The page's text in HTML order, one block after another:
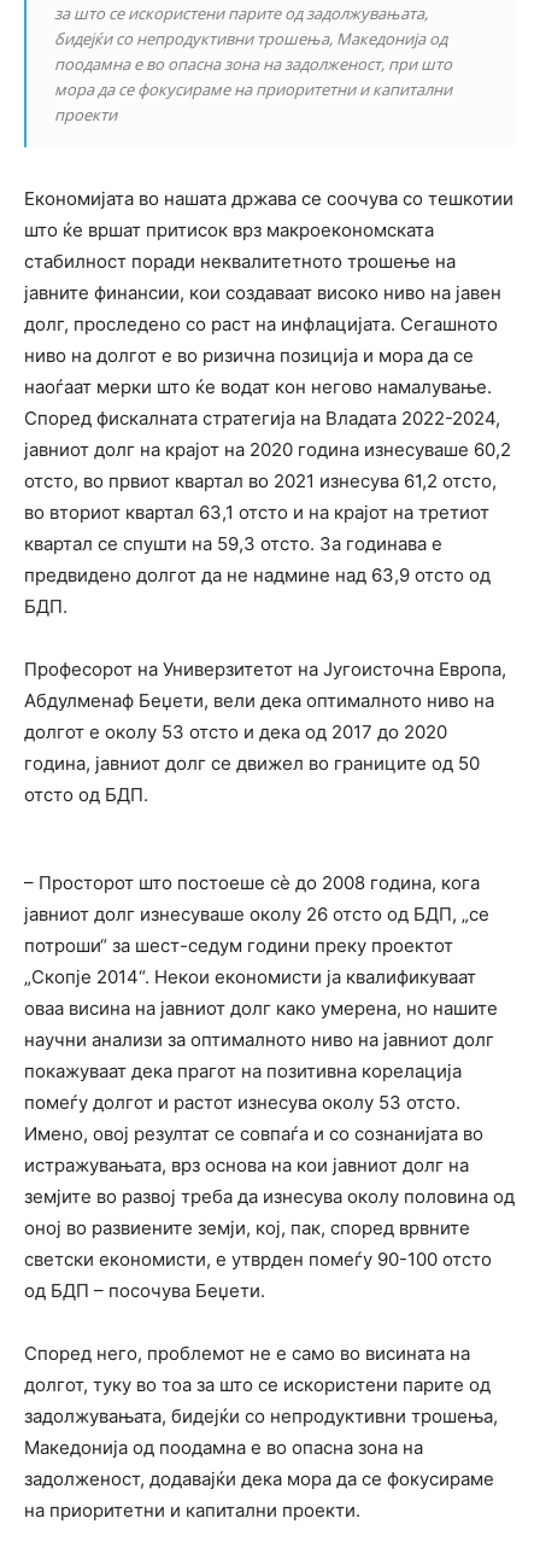
за што се искористени парите од задолжувањата,
бидејќи со непродуктивни трошења, Македонија од
поодамна е во опасна зона на задолженост, при што
мора да се фокусираме на приоритетни и капитални
проекти
Економијата во нашата држава се соочува со тешкотии
што ќе вршат притисок врз макроекономската
стабилност поради неквалитетното трошење на
јавните финансии, кои создаваат високо ниво на јавен
долг, проследено со раст на инфлацијата. Сегашното
ниво на долгот е во ризична позиција и мора да се
наоѓаат мерки што ќе водат кон негово намалување.
Според фискалната стратегија на Владата 2022-2024,
jавниот долг на крајот на 2020 година изнесуваше 60,2
отсто, во првиот квартал во 2021 изнесува 61,2 отсто,
во вториот квартал 63,1 отсто и на крајот на третиот
квартал се спушти на 59,3 отсто. За годинава е
предвидено долгот да не надмине над 63,9 отсто од
БДП.
Професорот на Универзитетот на Југоисточна Европа,
Абдулменаф Беџети, вели дека оптималното ниво на
долгот е околу 53 отсто и дека од 2017 до 2020
година, јавниот долг се движел во границите од 50
отсто од БДП.
– Просторот што постоеше сѐ до 2008 година, кога
јавниот долг изнесуваше околу 26 отсто од БДП, „се
потроши“ за шест-седум години преку проектот
„Скопје 2014“. Некои економисти ја квалификуваат
оваа висина на јавниот долг како умерена, но нашите
научни анализи за оптималното ниво на јавниот долг
покажуваат дека прагот на позитивна корелација
помеѓу долгот и растот изнесува околу 53 отсто.
Имено, овој резултат се совпаѓа и со сознанијата во
истражувањата, врз основа на кои јавниот долг на
земјите во развој треба да изнесува околу половина од
оној во развиените земји, кој, пак, според врвните
светски економисти, е утврден помеѓу 90-100 отсто
од БДП – посочува Беџети.
Според него, проблемот не е само во висината на
долгот, туку во тоа за што се искористени парите од
задолжувањата, бидејќи со непродуктивни трошења,
Македонија од поодамна е во опасна зона на
задолженост, додавајќи дека мора да се фокусираме
на приоритетни и капитални проекти.